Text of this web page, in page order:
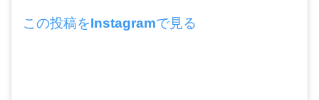
この投稿をInstagramで見る